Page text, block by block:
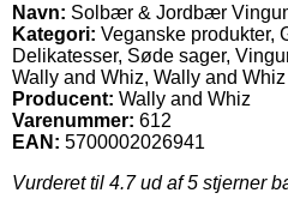
Navn: Solbær & Jordbær
Kategori: Veganske produkter,
Delikatesser, Søde sager,
Wally and Whiz, Wally and
Producent: Wally and Whiz
Varenummer: 612
EAN: 5700002026941
Vurderet til 4.7ud af 5 stjerner